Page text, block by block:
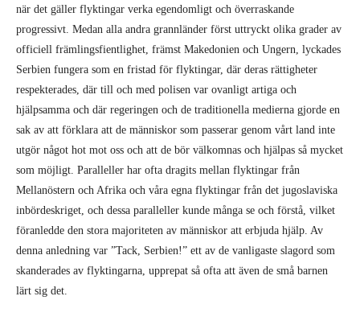
Serbien fungera som en fristad för flyktingar, där deras rättigheter
respekterades, där till och med polisen var ovanligt artiga och
hjälpsamma och där regeringen och de traditionella medierna gjorde en
sak av att förklara att de människor som passerar genom vårt land inte
utgör något hot mot oss och att de bör välkomnas och hjälpas så mycket
som möjligt. Paralleller har ofta dragits mellan flyktingar från
Mellanöstern och Afrika och våra egna flyktingar från det jugoslaviska
inbördeskriget, och dessa paralleller kunde många se och förstå, vilket
föranledde den stora majoriteten av människor att erbjuda hjälp. Av
denna anledning var ”Tack, Serbien!” ett av de vanligaste slagord som
skanderades av flyktingarna, upprepat så ofta att även de små barnen
lärt sig det.
Vad är den främsta orsaken bakom ett sådant beteende? Hur kommer
det sig att Aleksandar Vucic, en benhård chauvinist från krigstiden, nu